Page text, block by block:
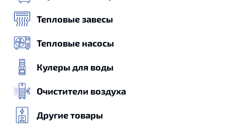
Тепловые завесы
Тепловые насосы
Кулеры для воды
Очистители воздуха
Другие товары